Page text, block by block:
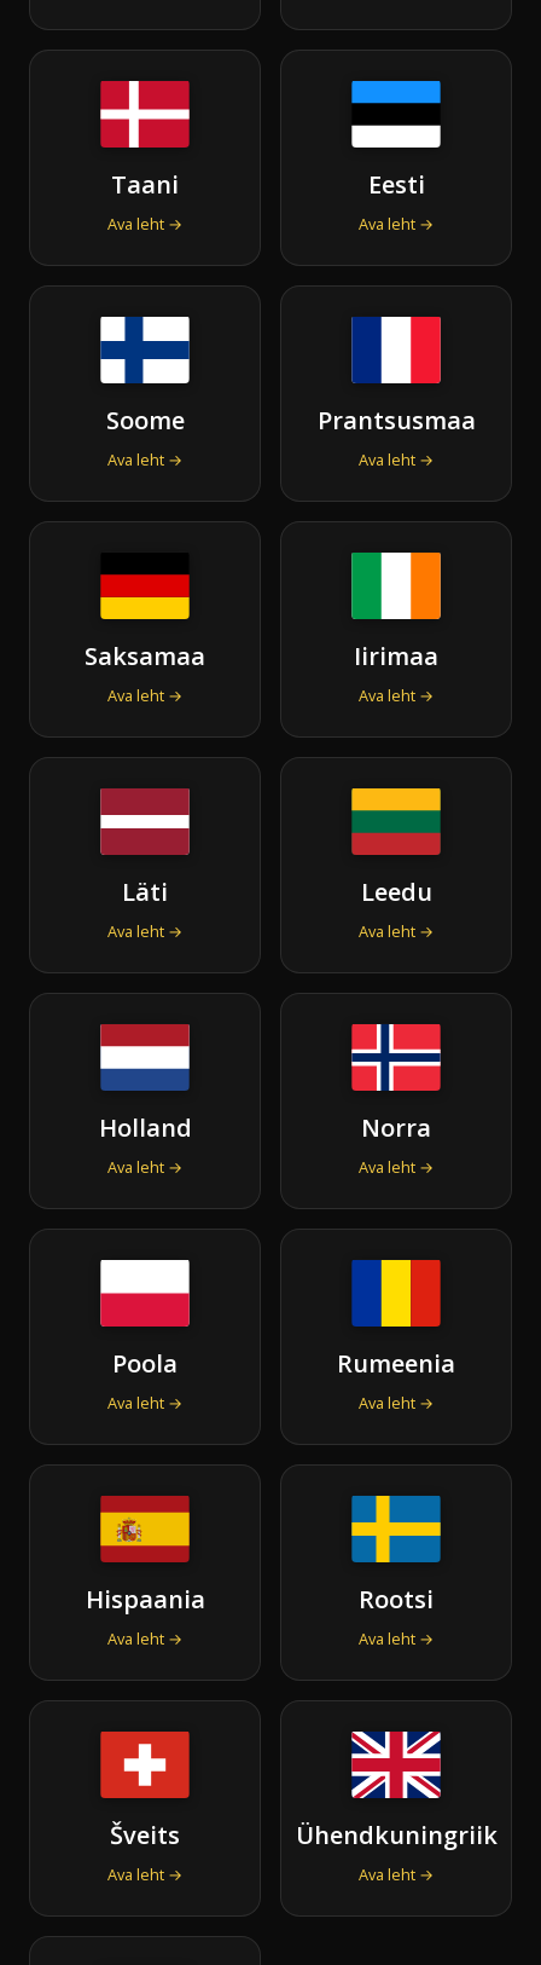
Taani
Ava leht →
Eesti
Ava leht →
Soome
Ava leht →
Prantsusmaa
Ava leht →
Saksamaa
Ava leht →
Iirimaa
Ava leht →
Läti
Ava leht →
Leedu
Ava leht →
Holland
Ava leht →
Norra
Ava leht →
Poola
Ava leht →
Rumeenia
Ava leht →
Hispaania
Ava leht →
Rootsi
Ava leht →
Šveits
Ava leht →
Ühendkuningriik
Ava leht →